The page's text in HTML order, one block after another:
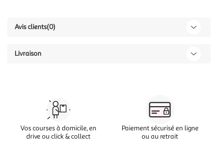
Avis clients(0)
Livraison
Vos courses à domicile, en
drive ou click & collect
Paiement sécurisé en ligne
ou au retrait